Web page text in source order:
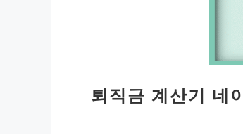
퇴직금 계산기 네